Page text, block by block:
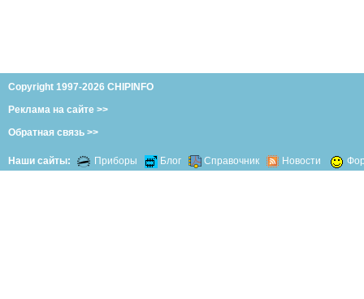
Copyright 1997-2026 CHIPINFO
Реклама на сайте >>
Обратная связь >>
Наши сайты: Приборы Блог Справочник Новости